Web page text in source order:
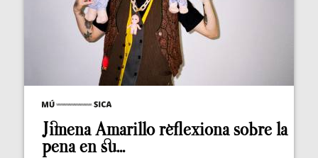
Jimena Amarillo reflexiona sobre la
pena en su...